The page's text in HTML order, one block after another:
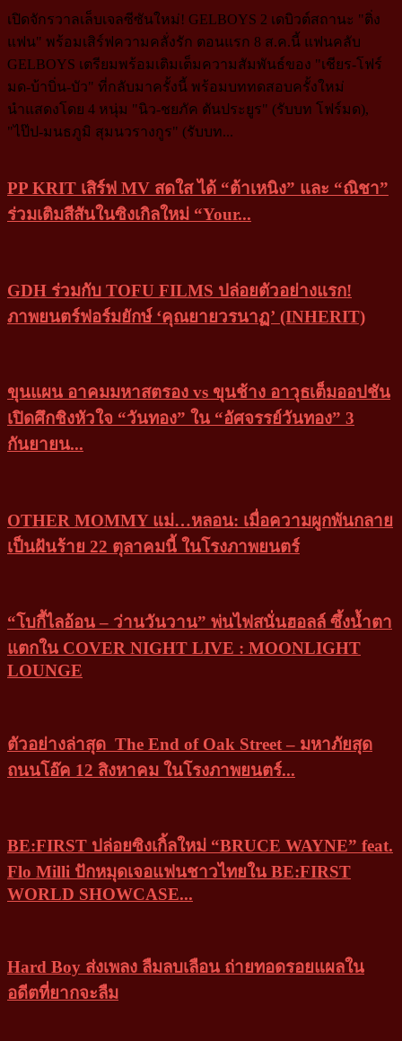
เปิดจักรวาลเล็บเจลซีซันใหม่! GELBOYS 2 เดบิวต์สถานะ "ติ่ง
แฟน" พร้อมเสิร์ฟความคลั่งรัก ตอนแรก 8 ส.ค.นี้ แฟนคลับ
GELBOYS เตรียมพร้อมเติมเต็มความสัมพันธ์ของ "เชียร-โฟร์
มด-บ้าบิ่น-บัว" ที่กลับมาครั้งนี้ พร้อมบททดสอบครั้งใหม่
นำแสดงโดย 4 หนุ่ม "นิว-ชยภัค ตันประยูร" (รับบท โฟร์มด),
"ไป๊ป-มนธภูมิ สุมนวรางกูร" (รับบท...
PP KRIT เสิร์ฟ MV สดใส ได้ “ต้าเหนิง” และ “ณิชา”
ร่วมเติมสีสันในซิงเกิลใหม่ “Your...
GDH ร่วมกับ TOFU FILMS ปล่อยตัวอย่างแรก!
ภาพยนตร์ฟอร์มยักษ์ ‘คุณยายวรนาฏ’ (INHERIT)
ขุนแผน อาคมมหาสตรอง vs ขุนช้าง อาวุธเต็มออปชัน
เปิดศึกชิงหัวใจ “วันทอง” ใน “อัศจรรย์วันทอง” 3
กันยายน...
OTHER MOMMY แม่…หลอน: เมื่อความผูกพันกลาย
เป็นฝันร้าย 22 ตุลาคมนี้ ในโรงภาพยนตร์
“โบกี้ไลอ้อน – ว่านวันวาน” พ่นไฟสนั่นฮอลล์ ซึ้งน้ำตา
แตกใน COVER NIGHT LIVE : MOONLIGHT
LOUNGE
ตัวอย่างล่าสุด The End of Oak Street – มหาภัยสุด
ถนนโอ๊ค 12 สิงหาคม ในโรงภาพยนตร์...
BE:FIRST ปล่อยซิงเกิ้ลใหม่ “BRUCE WAYNE” feat.
Flo Milli ปักหมุดเจอแฟนชาวไทยใน BE:FIRST
WORLD SHOWCASE...
Hard Boy ส่งเพลง ลืมลบเลือน ถ่ายทอดรอยแผลใน
อดีตที่ยากจะลืม